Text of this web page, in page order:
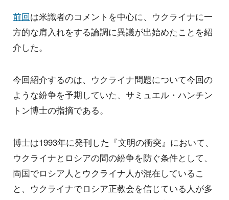
前回は米識者のコメントを中心に、ウクライナに一
方的な肩入れをする論調に異議が出始めたことを紹
介した。
今回紹介するのは、ウクライナ問題について今回の
ような紛争を予期していた、サミュエル・ハンチン
トン博士の指摘である。
博士は1993年に発刊した『文明の衝突』において、
ウクライナとロシアの間の紛争を防ぐ条件として、
両国でロシア人とウクライナ人が混在しているこ
と、ウクライナでロシア正教会を信じている人が多